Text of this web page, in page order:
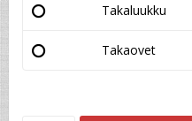
Takaluukku
Takaovet